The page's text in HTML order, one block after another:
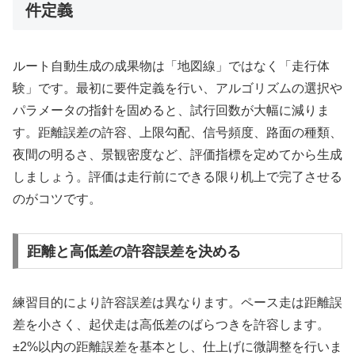
件定義
ルート自動生成の成果物は「地図線」ではなく「走行体
験」です。最初に要件定義を行い、アルゴリズムの選択や
パラメータの指針を固めると、試行回数が大幅に減りま
す。距離誤差の許容、上限勾配、信号頻度、路面の種類、
夜間の明るさ、景観密度など、評価指標を定めてから生成
しましょう。評価は走行前にできる限り机上で完了させる
のがコツです。
距離と高低差の許容誤差を決める
練習目的により許容誤差は異なります。ペース走は距離誤
差を小さく、起伏走は高低差のばらつきを許容します。
±2%以内の距離誤差を基本とし、仕上げに微調整を行いま